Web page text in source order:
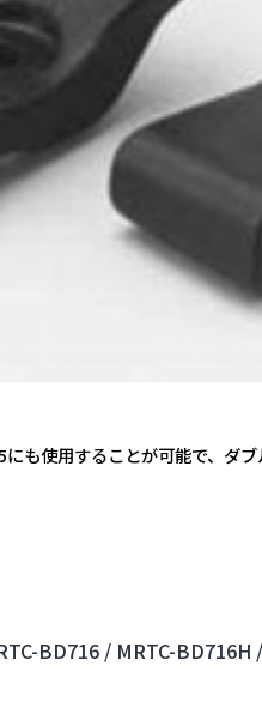
も使用することが可能で、ダ
BD716 / MRTC-BD716H /